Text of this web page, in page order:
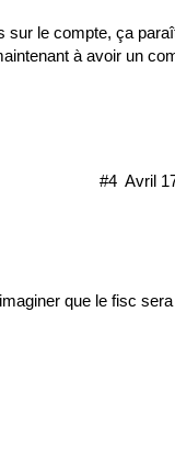
sur le compte, ça
à avoir un
Avril
#4
que le fisc